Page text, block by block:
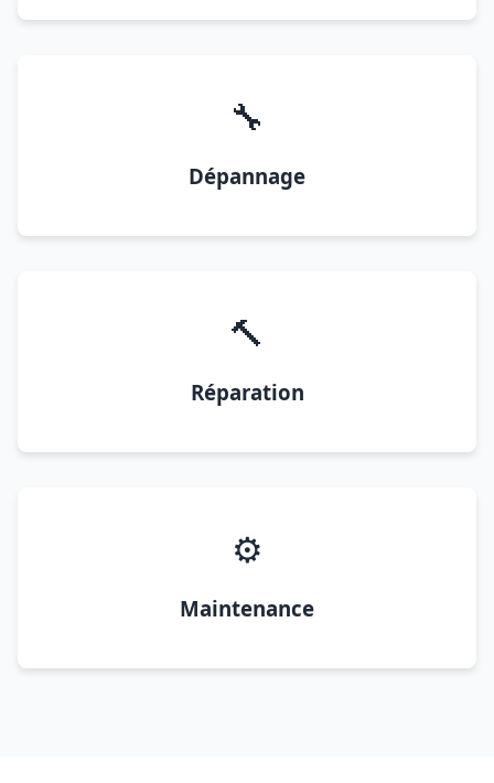
🔧
Dépannage
🔨
Réparation
⚙️
Maintenance